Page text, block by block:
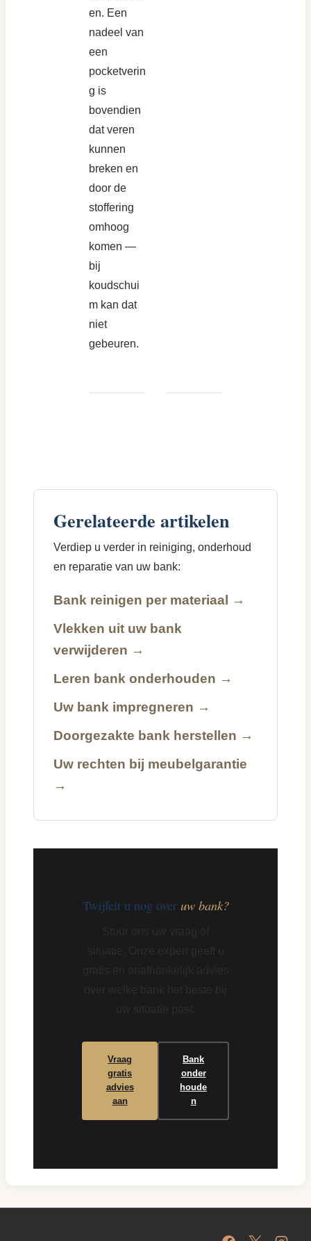
en. Een
nadeel van
een
pocketverin
g is
bovendien
dat veren
kunnen
breken en
door de
stoffering
omhoog
komen —
bij
koudschui
m kan dat
niet
gebeuren.
Gerelateerde artikelen
Verdiep u verder in reiniging, onderhoud
en reparatie van uw bank:
Bank reinigen per materiaal →
Vlekken uit uw bank
verwijderen →
Leren bank onderhouden →
Uw bank impregneren →
Doorgezakte bank herstellen →
Uw rechten bij meubelgarantie
→
Twijfelt u nog over uw bank?
Vraag
gratis
advies
aan
Bank
onder
houde
n